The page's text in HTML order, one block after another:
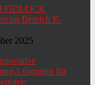
FIDLOCK
im Bereich E-
2025